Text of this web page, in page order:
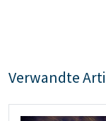
Verwandte